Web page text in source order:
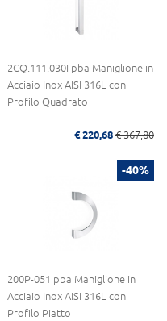
2CQ.111.030I pba Maniglione in
Acciaio Inox AISI 316L con
Profilo Quadrato
€ 220,68 € 367,80
-40%
200P-051 pba Maniglione in
Acciaio Inox AISI 316L con
Profilo Piatto